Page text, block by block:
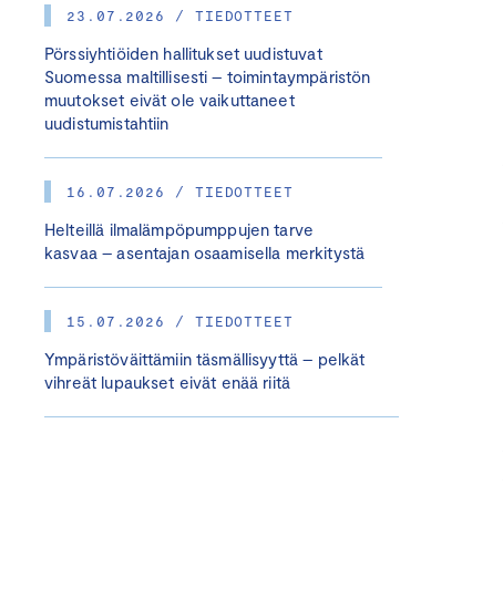
23.07.2026 / TIEDOTTEET
Pörssiyhtiöiden hallitukset uudistuvat
Suomessa maltillisesti – toimintaympäristön
muutokset eivät ole vaikuttaneet
uudistumistahtiin
16.07.2026 / TIEDOTTEET
Helteillä ilmalämpöpumppujen tarve
kasvaa – asentajan osaamisella merkitystä
15.07.2026 / TIEDOTTEET
Ympäristöväittämiin täsmällisyyttä – pelkät
vihreät lupaukset eivät enää riitä